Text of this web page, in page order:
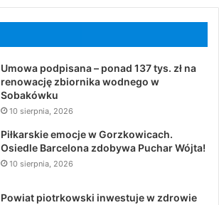
Umowa podpisana – ponad 137 tys. zł na
renowację zbiornika wodnego w
Sobakówku
10 sierpnia, 2026
Piłkarskie emocje w Gorzkowicach.
Osiedle Barcelona zdobywa Puchar Wójta!
10 sierpnia, 2026
Powiat piotrkowski inwestuje w zdrowie